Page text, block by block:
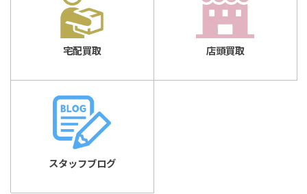
宅配買取 店頭買取
スタッフブログ